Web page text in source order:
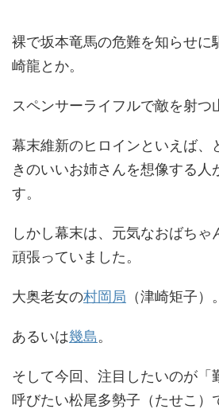
裸で坂本竜馬の危難を知らせに
崎龍とか。
スペンサーライフルで敵を射つ
幕末維新のヒロインといえば、
きのいいお姉さんを想像する人
す。
しかし幕末は、元気なおばちゃ
頑張っていました。
大奥老女の村岡局 （津崎矩子）。
あるいは幾島。
そして今回、注目したいのが「
呼びたい松尾多勢子（たせこ）